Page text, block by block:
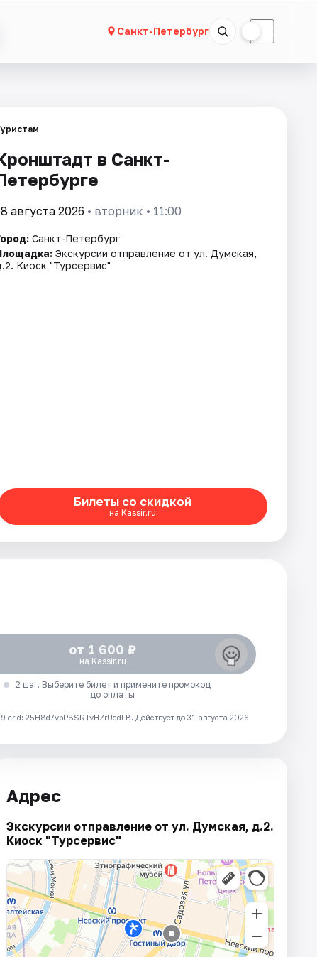
Санкт-Петербург ☾
в Санкт-
августа 2026 • вторник • 11:00
Санкт-Петербург
Экскурсии отправление от ул. Думская,
Киоск "Турсервис"
Билеты со скидкой
на Kassir.ru
от 1 600 ₽
на Kassir.ru
2 шаг. Выберите билет и примените промокод
до оплаты
25H8d7vbP8SRTvHZrUcdLB. Действует до 31 августа 2026
Адрес
Экскурсии отправление от ул. Думская, д.2.
Киоск "Турсервис"